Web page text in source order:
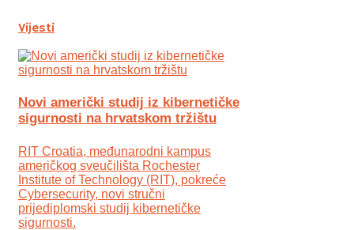
Vijesti
Novi američki studij iz kibernetičke
sigurnosti na hrvatskom tržištu
RIT Croatia, međunarodni kampus
američkog sveučilišta Rochester
Institute of Technology (RIT), pokreće
Cybersecurity, novi stručni
prijediplomski studij kibernetičke
sigurnosti.